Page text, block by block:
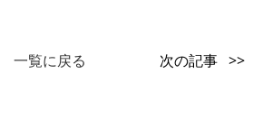
一覧に戻る 次の記事 >>